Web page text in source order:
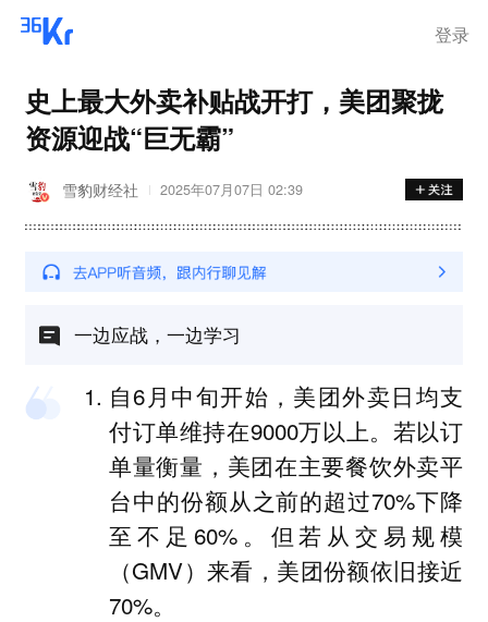
登录
史上最大外卖补贴战开打，美团聚拢
资源迎战“巨无霸”
雪豹财经社 2025年07月07日 02:39
一边应战，一边学习
自6月中旬开始，美团外卖日均支
付订单维持在9000万以上。若以订
单量衡量，美团在主要餐饮外卖平
台中的份额从之前的超过70%下降
至不足60%。但若从交易规模
（GMV）来看，美团份额依旧接近
70%。